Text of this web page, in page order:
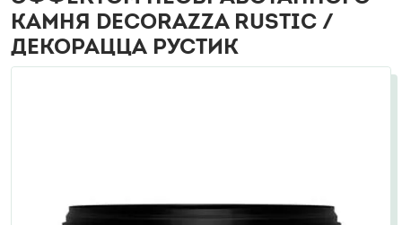
КАМНЯ DECORAZZA RUSTIC /
ДЕКОРАЦЦА РУСТИК